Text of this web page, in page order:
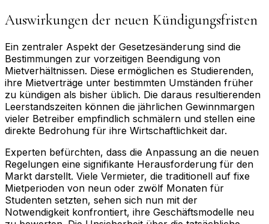
Auswirkungen der neuen Kündigungsfristen
Ein zentraler Aspekt der Gesetzesänderung sind die
Bestimmungen zur vorzeitigen Beendigung von
Mietverhältnissen. Diese ermöglichen es Studierenden,
ihre Mietverträge unter bestimmten Umständen früher
zu kündigen als bisher üblich. Die daraus resultierenden
Leerstandszeiten können die jährlichen Gewinnmargen
vieler Betreiber empfindlich schmälern und stellen eine
direkte Bedrohung für ihre Wirtschaftlichkeit dar.
Experten befürchten, dass die Anpassung an die neuen
Regelungen eine signifikante Herausforderung für den
Markt darstellt. Viele Vermieter, die traditionell auf fixe
Mietperioden von neun oder zwölf Monaten für
Studenten setzten, sehen sich nun mit der
Notwendigkeit konfrontiert, ihre Geschäftsmodelle neu